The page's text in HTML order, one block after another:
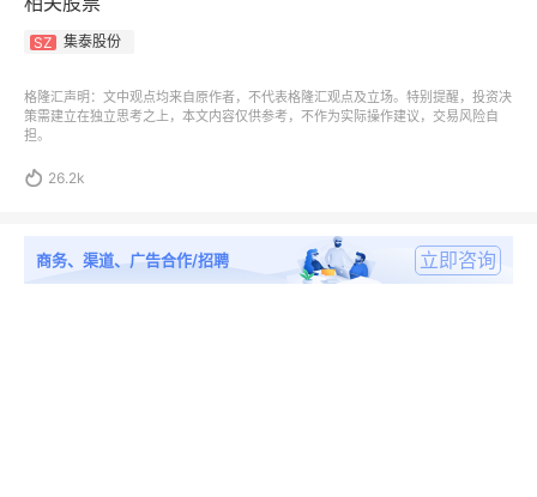
SZ 集泰股份
格隆汇声明：文中观点均来自原作者，不代表格隆汇观点及立场。特别提醒，投资决
策需建立在独立思考之上，本文内容仅供参考，不作为实际操作建议，交易风险自
担。
 26.2k
商务、渠道、广告合作/招聘 立即咨询